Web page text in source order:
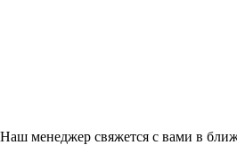
менеджер свяжется с вами в